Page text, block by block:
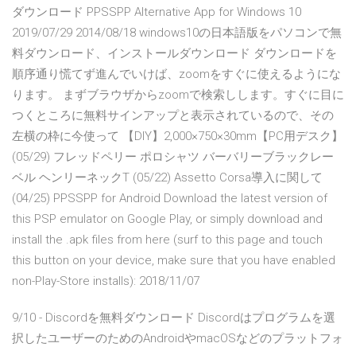
ダウンロード PPSSPP Alternative App for Windows 10
2019/07/29 2014/08/18 windows10の日本語版をパソコンで無
料ダウンロード、インストールダウンロード ダウンロードを
順序通り慌てず進んでいけば、zoomをすぐに使えるようにな
ります。 まずブラウザからzoomで検索しします。すぐに目に
つくところに無料サインアップと表示されているので、その
左横の枠に今使って 【DIY】2,000×750×30mm【PC用デスク】
(05/29) フレッドペリー ポロシャツ バーバリーブラックレー
ベル ヘンリーネックT (05/22) Assetto Corsa導入に関して
(04/25) PPSSPP for Android Download the latest version of
this PSP emulator on Google Play, or simply download and
install the .apk files from here (surf to this page and touch
this button on your device, make sure that you have enabled
non-Play-Store installs): 2018/11/07
9/10 - Discordを無料ダウンロード Discordはプログラムを選
択したユーザーのためのAndroidやmacOSなどのプラットフォ